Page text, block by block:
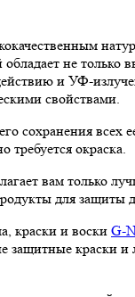
не только
и УФ-
свойствами.
сохранения всех
требуется окраска.
вам только
для защиты
краски и воски G-
защитные краски и